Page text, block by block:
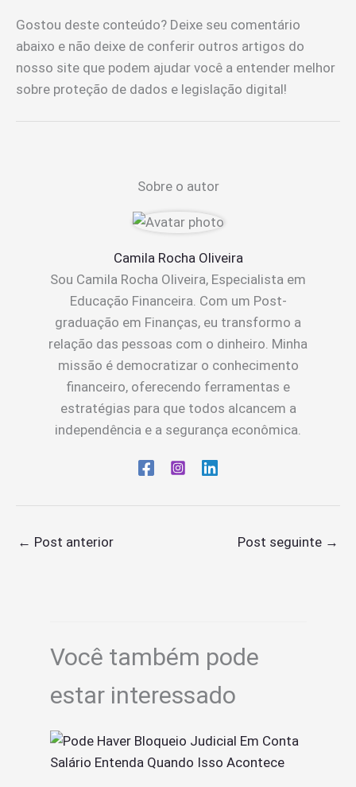
Gostou deste conteúdo? Deixe seu comentário
abaixo e não deixe de conferir outros artigos do
nosso site que podem ajudar você a entender melhor
sobre proteção de dados e legislação digital!
Sobre o autor
Camila Rocha Oliveira
Sou Camila Rocha Oliveira, Especialista em
Educação Financeira. Com um Post-
graduação em Finanças, eu transformo a
relação das pessoas com o dinheiro. Minha
missão é democratizar o conhecimento
financeiro, oferecendo ferramentas e
estratégias para que todos alcancem a
independência e a segurança econômica.
← Post anterior Post seguinte →
Você também pode
estar interessado